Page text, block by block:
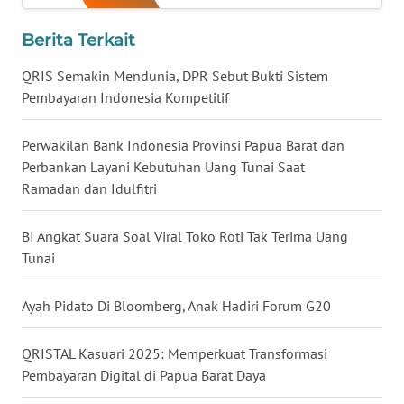
Berita Terkait
QRIS Semakin Mendunia, DPR Sebut Bukti Sistem
Pembayaran Indonesia Kompetitif
Perwakilan Bank Indonesia Provinsi Papua Barat dan
Perbankan Layani Kebutuhan Uang Tunai Saat
Ramadan dan Idulfitri
BI Angkat Suara Soal Viral Toko Roti Tak Terima Uang
Tunai
Ayah Pidato Di Bloomberg, Anak Hadiri Forum G20
QRISTAL Kasuari 2025: Memperkuat Transformasi
Pembayaran Digital di Papua Barat Daya
BABEL
WN
WN
BENGKULU
LAMPUNG
WN
JATENG